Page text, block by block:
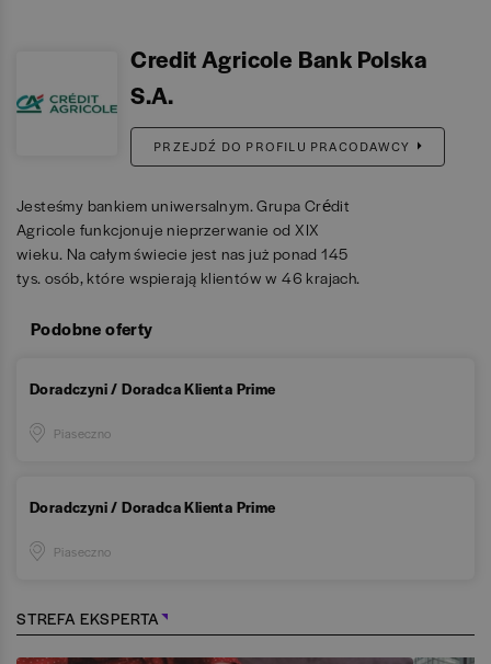
Credit Agricole Bank Polska
S.A.
PRZEJDŹ DO PROFILU PRACODAWCY
Jesteśmy bankiem uniwersalnym. Grupa Crédit
Agricole funkcjonuje nieprzerwanie od XIX
wieku. Na całym świecie jest nas już ponad 145
tys. osób, które wspierają klientów w 46 krajach.
Podobne oferty
Doradczyni / Doradca Klienta Prime
Piaseczno
Doradczyni / Doradca Klienta Prime
Piaseczno
STREFA EKSPERTA